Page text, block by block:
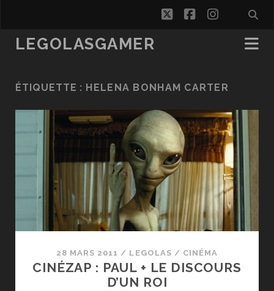
twitterfacebook
LEGOLASGAMER
ÉTIQUETTE : HELENA BONHAM CARTER
28 MARS 2011 / LEGOLAS / CINÉMA
CINÉZAP : PAUL + LE DISCOURS
D’UN ROI